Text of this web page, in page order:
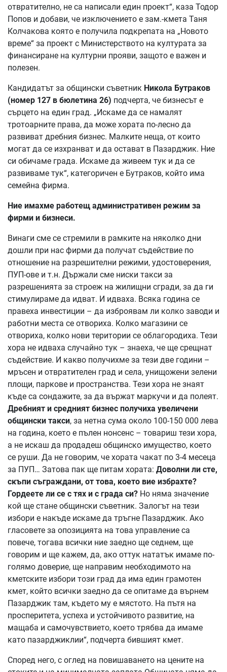
отвратително, не са написали един проект“, каза Тодор
Попов и добави, че изключението е зам.-кмета Таня
Колчакова която е получила подкрепата на „Новото
време“ за проект с Министерството на културата за
финансиране на културни прояви, защото е важен и
полезен.
Кандидатът за общински съветник Никола Бутраков
(номер 127 в бюлетина 26) подчерта, че бизнесът е
сърцето на един град. „Искаме да се намалят
тротоарните права, да може хората по-лесно да
развиват дребния бизнес. Малките неща, от които
могат да се изхранват и да остават в Пазарджик. Ние
си обичаме града. Искаме да живеем тук и да се
развиваме тук“, категоричен е Бутраков, който има
семейна фирма.
Ние имахме работещ административен режим за
фирми и бизнеси.
Винаги сме се стремили в рамките на няколко дни
дошли при нас фирми да получат съдействие по
отношение на разрешителни режими, удостоверения,
ПУП-ове и т.н. Държали сме ниски такси за
разрешенията за строеж на жилищни сгради, за да ги
стимулираме да идват. И идваха. Всяка година се
правеха инвестиции – да изброявам ли колко заводи и
работни места се отвориха. Колко магазини се
отвориха, колко нови територии се облагородиха. Тези
хора не идваха случайно тук – знаеха, че ще срещнат
съдействие. И какво получихме за тези две години –
мръсен и отвратителен град и села, унищожени зелени
площи, паркове и пространства. Тези хора не знаят
къде са сондажите, за да вържат маркучи и да полеят.
Дребният и средният бизнес получиха увеличени
общински такси, за нетна сума около 100-150 000 лева
на година, което е пълен нонсенс – товариш тези хора,
а не искаш да продадеш общинско имущество, което
се руши. Да не говорим, че хората чакат по 3-4 месеца
за ПУП… Затова пак ще питам хората: Доволни ли сте,
скъпи съграждани, от това, което вие избрахте?
Гордеете ли се с тях и с града си? Но няма значение
кой ще стане общински съветник. Залогът на тези
избори е накъде искаме да тръгне Пазарджик. Ако
гласовете за опозицията на това управление са
повече, тогава всички ние заедно ще седнем, ще
говорим и ще кажем, да, ако оттук нататък имаме по-
голямо доверие, ще направим необходимото на
кметските избори този град да има един грамотен
кмет, който всички заедно да се опитаме да върнем
Пазарджик там, където му е мястото. На пътя на
просперитета, успеха и устойчивото развитие, на
мащаба и самочувствието, което трябва да имаме
като пазарджиклии“, подчерта бившият кмет.
Според него, с оглед на повишаването на цените на